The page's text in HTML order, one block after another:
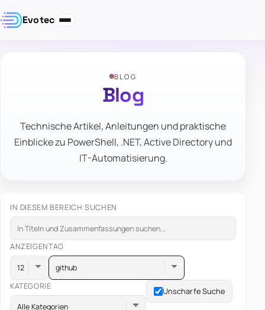
Evotec
BLOG
Blog
Technische Artikel, Anleitungen und praktische
Einblicke zu PowerShell, .NET, Active Directory und
IT-Automatisierung.
IN DIESEM BEREICH SUCHEN
ANZEIGENTAG
github
KATEGORIE
Alle Kategorien
Unscharfe Suche